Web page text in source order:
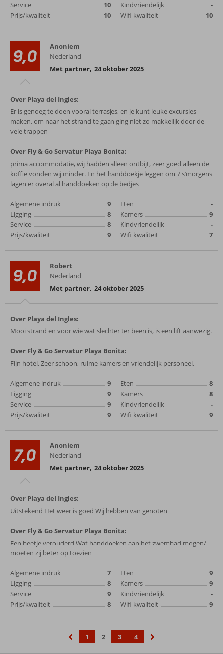
Service
10
Prijs/kwaliteit
10
Kindvriendelijk
-
Wifi kwaliteit
10
9,0
Anoniem
Nederland
Met partner, 24 oktober 2025
Over Playa del Ingles:
Er is genoeg te doen vooral terrasjes, en je kunt leuke excursies
maken, om naar het strand te gaan ging niet zo makkelijk door de
vele trappen
Over Fly & Go Servatur Playa Bonita:
prima accommodatie, wij hadden alleen ontbijt, zeer goed alleen de
koffie vonden wij minder. En het handdoekje leggen om 7 s’morgens
lagen er overal al handdoeken op de bedjes
Algemene indruk
9
Ligging
8
Service
8
Prijs/kwaliteit
9
Eten
-
Kamers
9
Kindvriendelijk
-
Wifi kwaliteit
7
9,0
Robert
Nederland
Met partner, 24 oktober 2025
Over Playa del Ingles:
Mooi strand en voor wie wat slechter ter been is, is een lift aanwezig.
Over Fly & Go Servatur Playa Bonita:
Fijn hotel. Zeer schoon, ruime kamers en vriendelijk personeel.
Algemene indruk
9
Ligging
9
Service
9
Prijs/kwaliteit
9
Eten
8
Kamers
8
Kindvriendelijk
-
Wifi kwaliteit
9
7,0
Anoniem
Nederland
Met partner, 24 oktober 2025
Over Playa del Ingles:
Uitstekend Het weer is goed Wij hebben van genoten
Over Fly & Go Servatur Playa Bonita:
Een beetje verouderd Wat handdoeken aan het zwembad mogen/
moeten zij beter op toezien
Algemene indruk
7
Ligging
8
Service
9
Prijs/kwaliteit
8
Eten
9
Kamers
9
Kindvriendelijk
-
Wifi kwaliteit
9
1 2 3
4